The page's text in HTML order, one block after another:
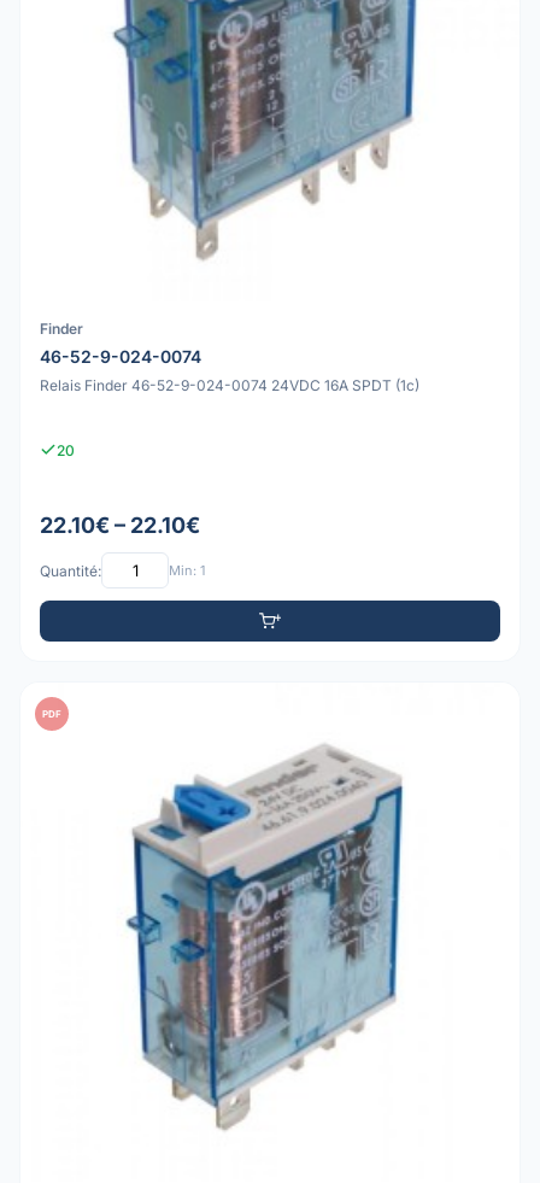
Finder
46-52-9-024-0074
Relais Finder 46-52-9-024-0074 24VDC 16A SPDT (1c)
20
22.10€ – 22.10€
Quantité: Min: 1
PDF